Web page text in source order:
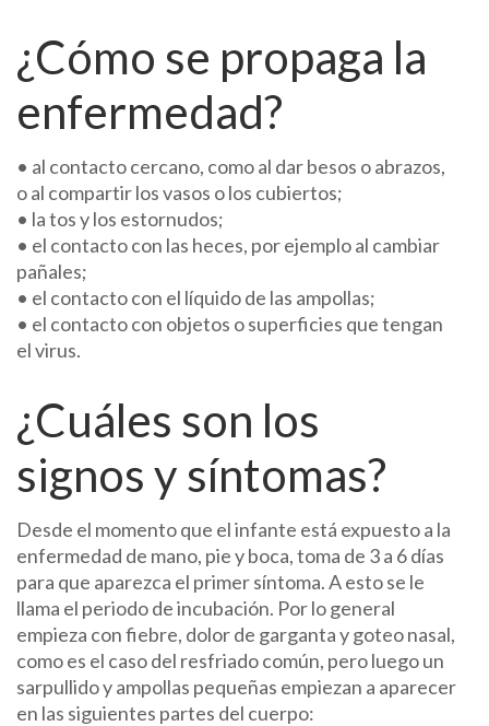
¿Cómo se propaga la
enfermedad?
• al contacto cercano, como al dar besos o abrazos,
o al compartir los vasos o los cubiertos;
• la tos y los estornudos;
• el contacto con las heces, por ejemplo al cambiar
pañales;
• el contacto con el líquido de las ampollas;
• el contacto con objetos o superficies que tengan
el virus.
¿Cuáles son los
signos y síntomas?
Desde el momento que el infante está expuesto a la
enfermedad de mano, pie y boca, toma de 3 a 6 días
para que aparezca el primer síntoma. A esto se le
llama el periodo de incubación. Por lo general
empieza con fiebre, dolor de garganta y goteo nasal,
como es el caso del resfriado común, pero luego un
sarpullido y ampollas pequeñas empiezan a aparecer
en las siguientes partes del cuerpo: